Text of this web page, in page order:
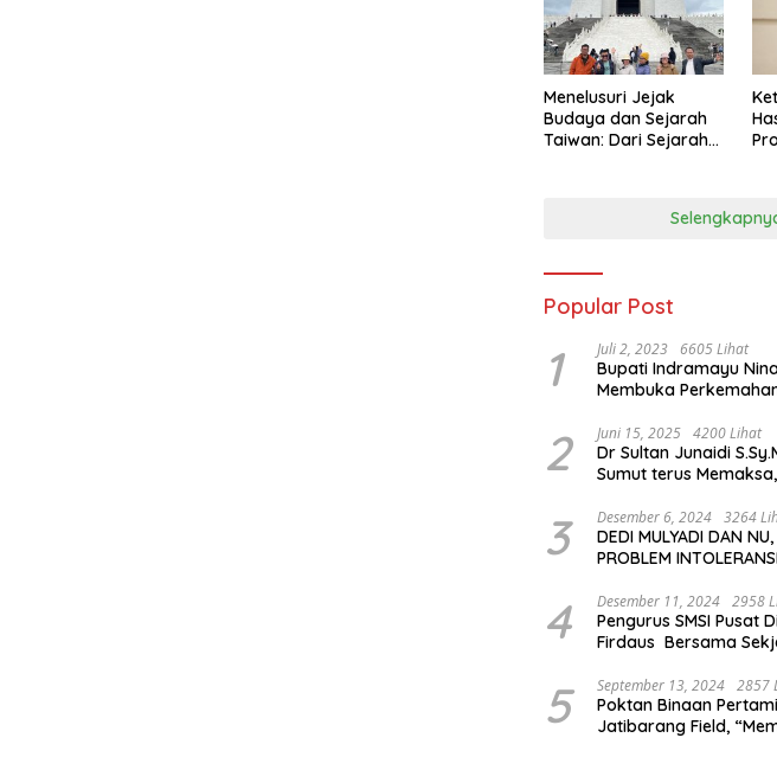
Menelusuri Jejak
Budaya dan Sejarah
Taiwan: Dari Sejarah
Sejarah Chiang Kai-
Popular Post
1 Juli 2, 2023 6605 Lihat
Bupati Indramayu
Membuka
2 Juni 15, 2025 4200 Lihat
Dr Sultan Junaidi
Sumut terus
Internasional
3 Desember 6, 2024 3264
DEDI MULYADI DAN
PROBLEM
4 Desember 11, 2024 2958
Pengurus SMSI Pusat
Firdaus Bersama
Yusuf
5 September 13, 2024 2857
Poktan Binaan
Jatibarang Field,